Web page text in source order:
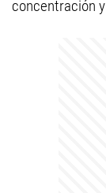
concentración